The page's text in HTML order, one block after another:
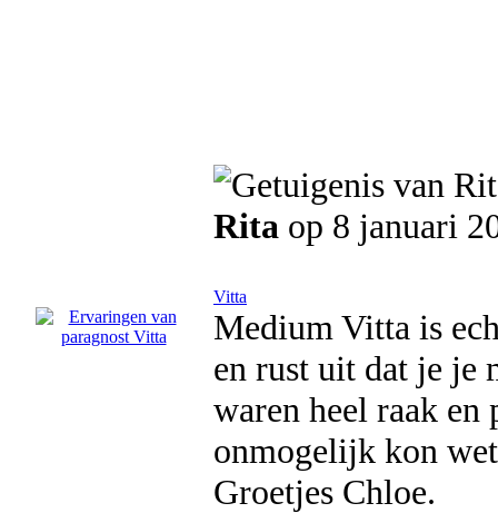
Rita op 8 januari
Vitta
Medium Vitta is
en rust uit dat je je
waren heel raak
onmogelijk kon
Groetjes Chloe.